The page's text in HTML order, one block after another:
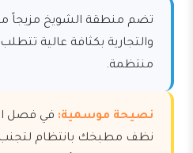
تضم منطقة الشويخ مزيجاً من
والتجارية بكثافة عالية
منتظمة.
نصيحة موسمية: في فصل
نظف مطبخك بانتظام لتجنب